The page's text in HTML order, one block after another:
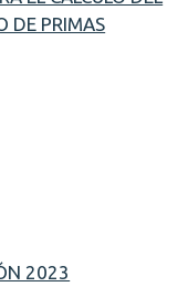
DE PRIMAS
2023